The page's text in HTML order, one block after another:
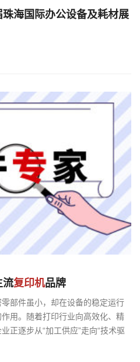
海国际办公设备及耗材展
流复印机品牌
部件虽小，却在设备的稳定运行
用。随着打印行业向高效化、精
正逐步从“加工供应”走向“技术驱